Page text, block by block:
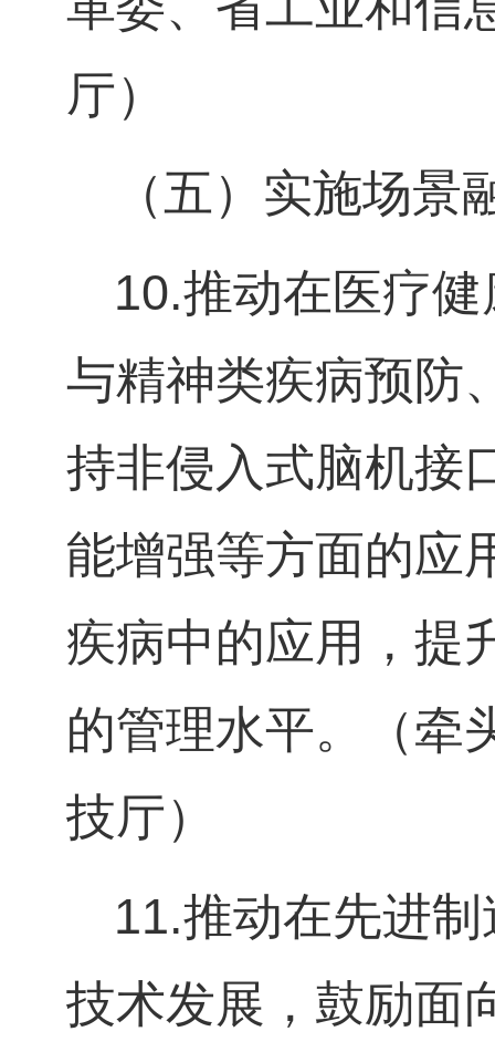
厅）
（五）实施场
10.推动在医疗
与精神类疾病预防
持非侵入式脑机接
能增强等方面的应
疾病中的应用，提
的管理水平。（牵
技厅）
11.推动在先进
技术发展，鼓励面